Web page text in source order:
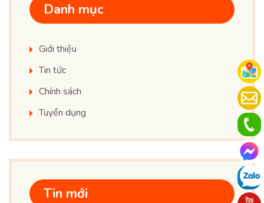
Danh mục
Giới thiệu
Tin tức
Chính sách
Tuyển dụng
Tin mới